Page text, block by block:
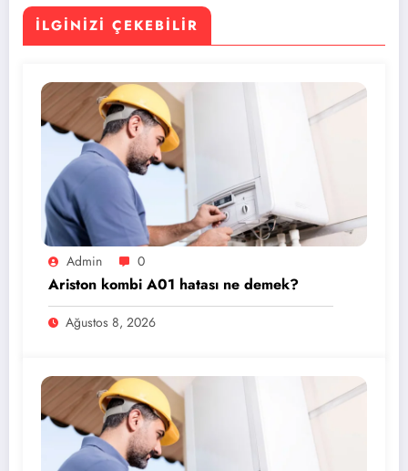
İLGINIZI ÇEKEBILIR
Admin 0
Ariston kombi A01 hatası ne demek?
Ağustos 8, 2026